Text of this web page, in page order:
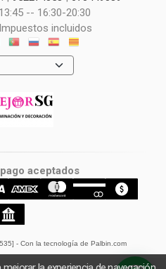
-- 16:30-20:30
incluidos
aceptados
- Con la tecnología de Palbin.com